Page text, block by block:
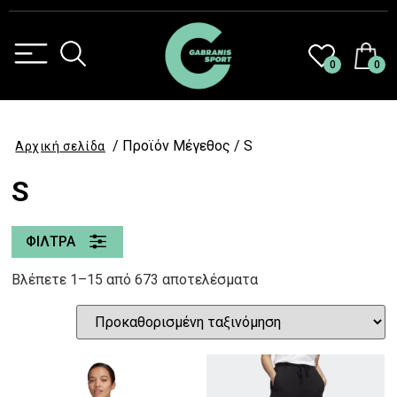
0 0
Αρχική σελίδα / Προϊόν Μέγεθος / S
S
ΦΙΛΤΡΑ
Βλέπετε 1–15 από 673 αποτελέσματα